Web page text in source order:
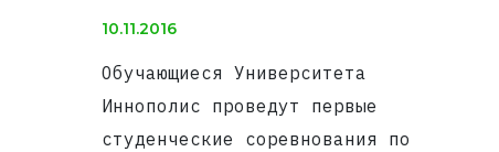
10.11.2016
Обучающиеся Университета
Иннополис проведут первые
студенческие соревнования по